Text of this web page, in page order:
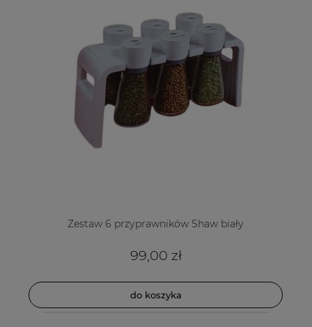
Zestaw 6 przyprawników Shaw biały
99,00 zł
do koszyka